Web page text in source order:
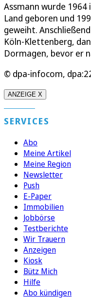
Assmann wurde 1964
Land geboren und
geweiht.
Köln-Klettenberg,
Dormagen, bevor er
© dpa-infocom,
ANZEIGE X
SERVICES
Abo
Meine Artikel
Meine Region
Newsletter
Push
E-Paper
Immobilien
Jobbörse
Testberichte
Wir Trauern
Anzeigen
Kiosk
Bütz Mich
Hilfe
Abo kündigen